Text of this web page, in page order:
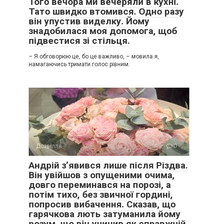
Тато швидко втомився. Одно разу
він упустив виделку. Йому
знадобилася моя допомога, щоб
підвестися зі стільця.
– Я обговорюю це, бо це важливо, – мовила я,
намагаючись тримати голос рівним.
Дозвілля 0
Андрій з’явився лише після Різдва.
Він увійшов з опущеними очима,
довго переминався на порозі, а
потім тихо, без звичної гордині,
попросив вибачення. Сказав, що
гарячкова лють затуманила йому